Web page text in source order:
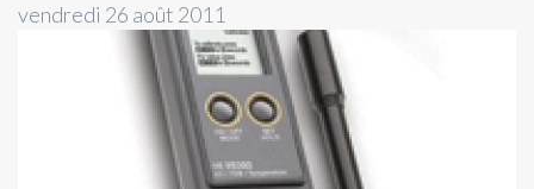
vendredi 26 août 2011